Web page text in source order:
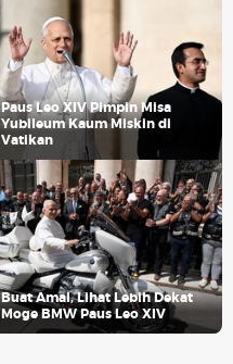
Paus Leo XIV Pimpin Misa
Yubileum Kaum Miskin di
Vatikan
Buat Amal, Lihat Lebih Dekat
Moge BMW Paus Leo XIV